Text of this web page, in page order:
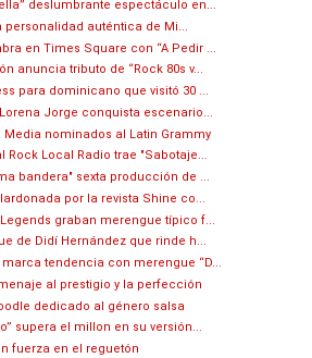
deslumbrante espectáculo en...
personalidad auténtica de Mi...
en Times Square con “A Pedir ...
anuncia tributo de “Rock 80s v...
para dominicano que visitó 30 ...
Jorge conquista escenario...
Media nominados al Latin Grammy
Rock Local Radio trae "Sabotaje...
bandera" sexta producción de ...
por la revista Shine co...
graban merengue típico f...
de Didí Hernández que rinde h...
tendencia con merengue “D...
al prestigio y la perfección
dedicado al género salsa
supera el millon en su versión...
fuerza en el reguetón